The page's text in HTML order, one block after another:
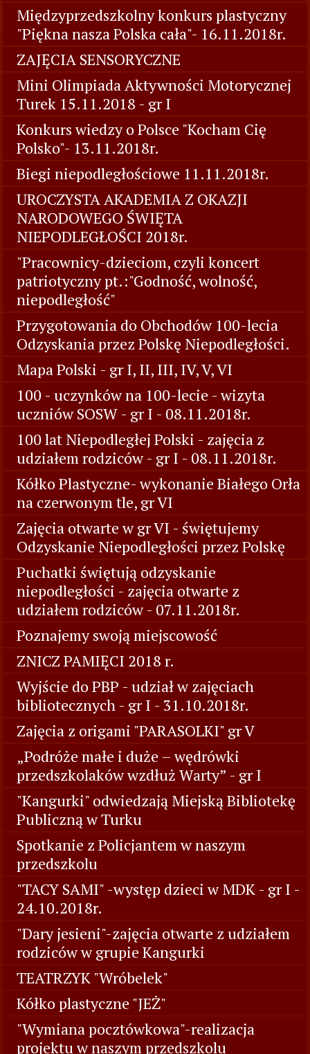
Międzyprzedszkolny konkurs plastyczny
"Piękna nasza Polska cała"- 16.11.2018r.
ZAJĘCIA SENSORYCZNE
Mini Olimpiada Aktywności Motorycznej
Turek 15.11.2018 - gr I
Konkurs wiedzy o Polsce "Kocham Cię
Polsko"- 13.11.2018r.
Biegi niepodległościowe 11.11.2018r.
UROCZYSTA AKADEMIA Z OKAZJI
NARODOWEGO ŚWIĘTA
NIEPODLEGŁOŚCI 2018r.
"Pracownicy-dzieciom, czyli koncert
patriotyczny pt.:"Godność, wolność,
niepodległość"
Przygotowania do Obchodów 100-lecia
Odzyskania przez Polskę Niepodległości.
Mapa Polski - gr I, II, III, IV, V, VI
100 - uczynków na 100-lecie - wizyta
uczniów SOSW - gr I - 08.11.2018r.
100 lat Niepodległej Polski - zajęcia z
udziałem rodziców - gr I - 08.11.2018r.
Kółko Plastyczne- wykonanie Białego Orła
na czerwonym tle, gr VI
Zajęcia otwarte w gr VI - świętujemy
Odzyskanie Niepodległości przez Polskę
Puchatki świętują odzyskanie
niepodległości - zajęcia otwarte z
udziałem rodziców - 07.11.2018r.
Poznajemy swoją miejscowość
ZNICZ PAMIĘCI 2018 r.
Wyjście do PBP - udział w zajęciach
bibliotecznych - gr I - 31.10.2018r.
Zajęcia z origami "PARASOLKI" gr V
„Podróże małe i duże – wędrówki
przedszkolaków wzdłuż Warty” - gr I
"Kangurki" odwiedzają Miejską Bibliotekę
Publiczną w Turku
Spotkanie z Policjantem w naszym
przedszkolu
"TACY SAMI" -występ dzieci w MDK - gr I -
24.10.2018r.
"Dary jesieni"-zajęcia otwarte z udziałem
rodziców w grupie Kangurki
TEATRZYK "Wróbelek"
Kółko plastyczne "JEŻ"
"Wymiana pocztówkowa"-realizacja
projektu w naszym przedszkolu